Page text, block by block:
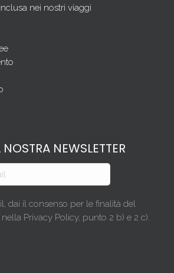
nei nostri viaggi
NEWSLETTER
dai il consenso per le finalità del
Privacy Policy, punto 2 b) e 2 c).